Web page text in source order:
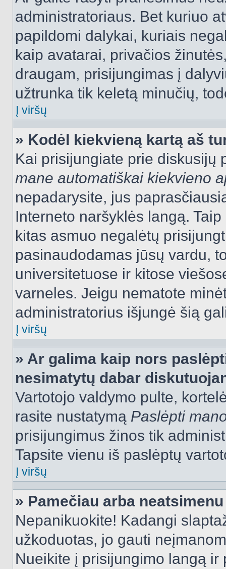
administratoriaus. Bet kuriuo
papildomi dalykai, kuriais
kaip avatarai, privačios
draugam, prisijungimas į
užtrunka tik keletą minučių,
Į viršų
» Kodėl kiekvieną kartą aš
Kai prisijungiate prie diskusijų
mane automatiškai kiekvieno
nepadarysite, jus
Interneto naršyklės langą.
kitas asmuo negalėtų
pasinaudodamas jūsų vardu,
universitetuose ir kitose
varneles. Jeigu nematote
administratorius išjungė šią
Į viršų
» Ar galima kaip nors
nesimatytų dabar
Vartotojo valdymo pulte,
rasite nustatymą Paslėpti
prisijungimus žinos tik
Tapsite vienu iš paslėptų
Į viršų
» Pamečiau arba
Nepanikuokite! Kadangi
užkoduotas, jo gauti
Nueikite į prisijungimo langą